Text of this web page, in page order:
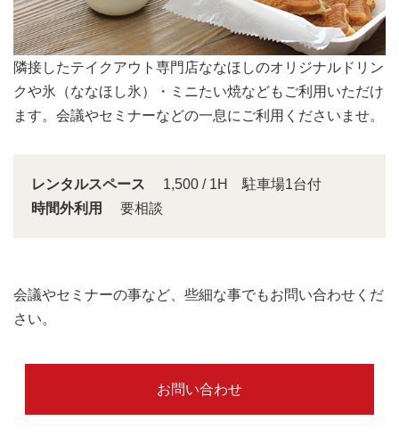
会議スペースは大きな窓から明るい日差しが入り込みま
す。
レンタルスペース
1,500 / 1H 駐車場1台付
時間外利用
要相談
会議やセミナーの事など、些細な事でもお問い合わせくだ
さい。
お問い合わせ